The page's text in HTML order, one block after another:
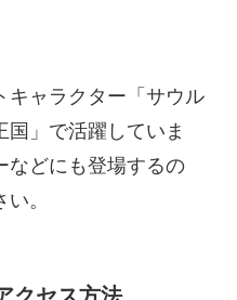
キャラクター「サウル
国」で活躍していま
などにも登場するの
。